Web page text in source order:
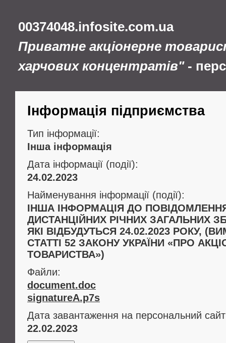
00374048.infosite.com.ua
Приватне акціонерне
харчових концентратів"-
Інформація підприємства
Тип інформації:
Інша інформація
Дата інформації (події):
24.02.2023
Найменування інформації (події):
ІНША ІНФОРМАЦІЯ ДО
ДИСТАНЦІЙНИХ РІЧНИХ ЗАГАЛЬНИХ
ЯКІ ВІДБУДУТЬСЯ 24.02.2023 РОКУ,
СТАТТІ 52 ЗАКОНУ УКРАЇНИ «ПРО
ТОВАРИСТВА»)
Файли:
document.doc
signatureA.p7s
Дата завантаження на персональний
22.02.2023